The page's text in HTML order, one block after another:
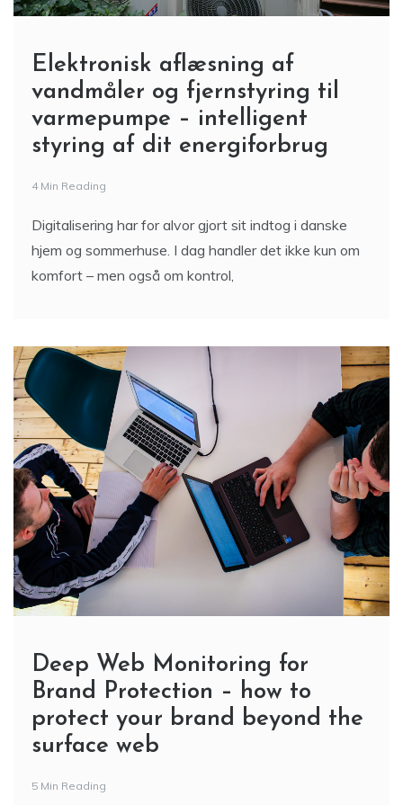
Elektronisk aflæsning af
vandmåler og fjernstyring til
varmepumpe – intelligent
styring af dit energiforbrug
4 Min Reading
Digitalisering har for alvor gjort sit indtog i danske
hjem og sommerhuse. I dag handler det ikke kun om
komfort – men også om kontrol,
Deep Web Monitoring for
Brand Protection – how to
protect your brand beyond the
surface web
5 Min Reading